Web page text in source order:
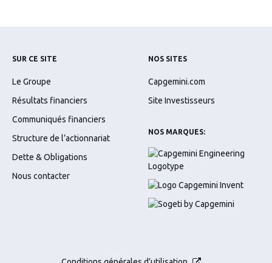
SUR CE SITE
Le Groupe
Résultats financiers
Communiqués financiers
Structure de l’actionnariat
Dette & Obligations
Nous contacter
NOS SITES
Capgemini.com
Site Investisseurs
NOS MARQUES: